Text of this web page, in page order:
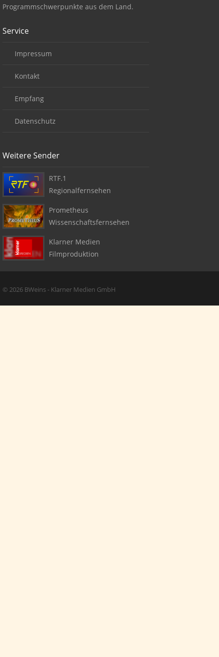
© 2026 BWeins - Klarner Medien GmbH
Programmschwerpunkte aus dem Land.
Service
Impressum
Kontakt
Empfang
Datenschutz
Weitere Sender
RTF.1
Regionalfernsehen
Prometheus
Wissenschaftsfernsehen
Klarner Medien
Filmproduktion